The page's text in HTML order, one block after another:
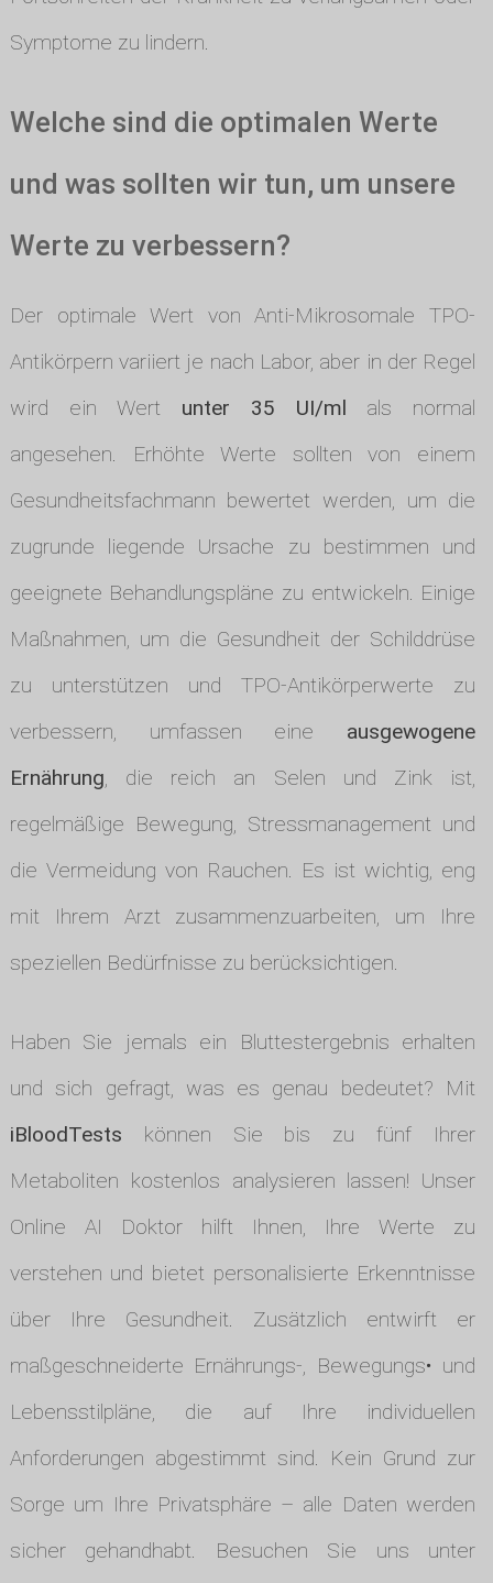
Symptome zu lindern.
Welche sind die optimalen Werte
und was sollten wir tun, um unsere
Werte zu verbessern?
Der optimale Wert von Anti-Mikrosomale TPO-
Antikörpern variiert je nach Labor, aber in der Regel
wird ein Wert unter 35 UI/ml als normal
angesehen. Erhöhte Werte sollten von einem
Gesundheitsfachmann bewertet werden, um die
zugrunde liegende Ursache zu bestimmen und
geeignete Behandlungspläne zu entwickeln. Einige
Maßnahmen, um die Gesundheit der Schilddrüse
zu unterstützen und TPO-Antikörperwerte zu
verbessern, umfassen eine ausgewogene
Ernährung, die reich an Selen und Zink ist,
regelmäßige Bewegung, Stressmanagement und
die Vermeidung von Rauchen. Es ist wichtig, eng
mit Ihrem Arzt zusammenzuarbeiten, um Ihre
speziellen Bedürfnisse zu berücksichtigen.
Haben Sie jemals ein Bluttestergebnis erhalten
und sich gefragt, was es genau bedeutet? Mit
iBloodTests können Sie bis zu fünf Ihrer
Metaboliten kostenlos analysieren lassen! Unser
Online AI Doktor hilft Ihnen, Ihre Werte zu
verstehen und bietet personalisierte Erkenntnisse
über Ihre Gesundheit. Zusätzlich entwirft er
maßgeschneiderte Ernährungs-, Bewegungs• und
Lebensstilpläne, die auf Ihre individuellen
Anforderungen abgestimmt sind. Kein Grund zur
Sorge um Ihre Privatsphäre – alle Daten werden
sicher gehandhabt. Besuchen Sie uns unter